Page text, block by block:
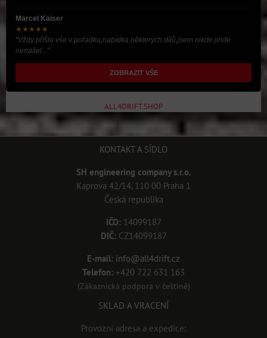
Marcel Kaiser
★★★★★
"Vždy přišlo vše v pořádku,nabídka některých dílů,jsem nikde jinde
nenašel..."
ZOBRAZIT VŠE
ALL4DRIFT.SHOP
KONTAKT A SÍDLO
SH engineering company s.r.o.
Kaprova 42/14, 110 00 Praha 1
Česká republika
IČO:14099187
DIČ:CZ14099187
E-mail: info@all4drift.cz
Telefon: +420 722 631 163
(Zákaznická podpora v češtině)
SKLAD A VRACENÍ
Provozní adresa a expedice: